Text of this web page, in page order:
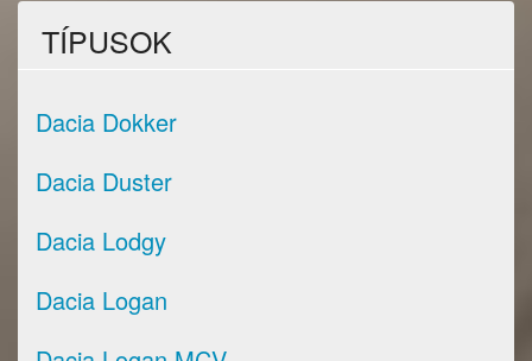
TÍPUSOK
Dacia Dokker
Dacia Duster
Dacia Lodgy
Dacia Logan